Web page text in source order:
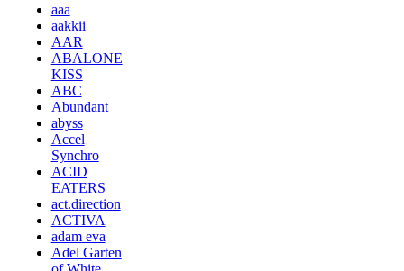
aaa
aakkii
AAR
ABALONE
KISS
ABC
Abundant
abyss
Accel
Synchro
ACID
EATERS
act.direction
ACTIVA
adam eva
Adel Garten